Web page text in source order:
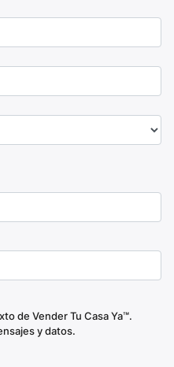
de Vender Tu Casa Ya™.
y datos.